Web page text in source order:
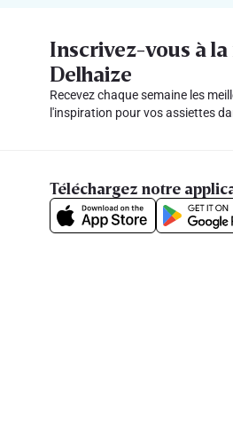
Inscrivez-vous à
Delhaize
Recevez chaque semaine les
l'inspiration pour vos assiettes
Téléchargez notre